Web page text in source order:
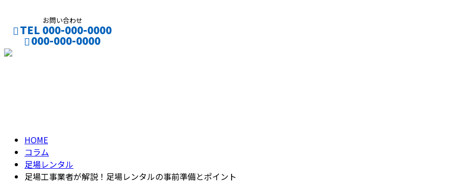
お問い合わせ
TEL 000-000-0000
000-000-0000
HOME
コラム
足場レンタル
足場工事業者が解説！足場レンタルの事前準備とポイント